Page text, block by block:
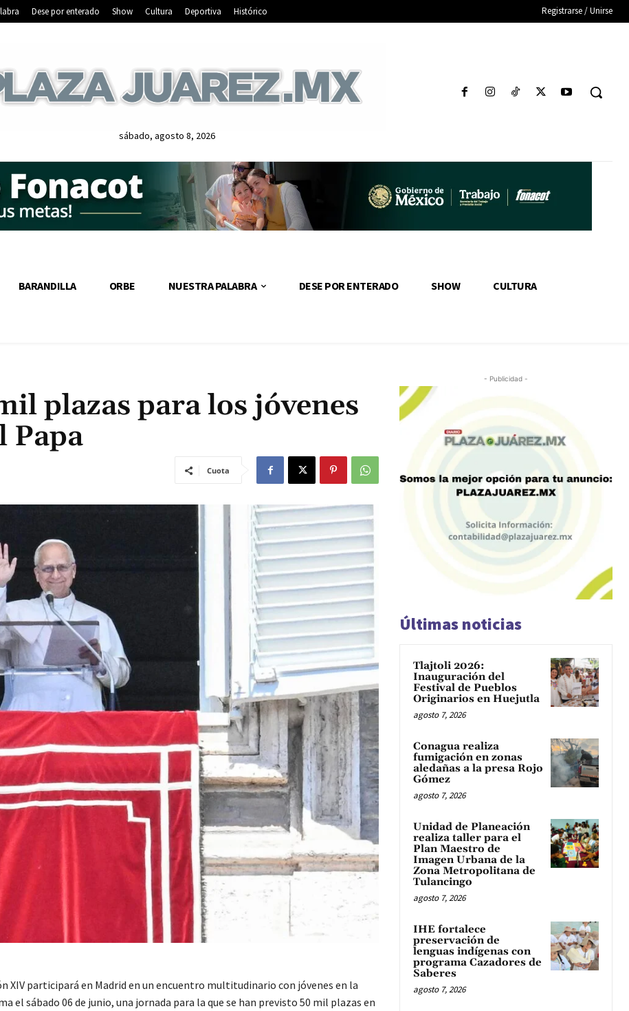
Dese por enterado Show Cultura Deportiva Histórico Registrarse / Unirse
sábado, agosto 8, 2026
BARANDILLA ORBE NUESTRA PALABRA DESE POR ENTERADO SHOW CULTURA
plazas para los jóvenes
Papa
Cuota
XIV participará en Madrid en un encuentro multitudinario con jóvenes en la
el sábado 06 de junio, una jornada para la que se han previsto 50 mil plazas en
- Publicidad -
Últimas noticias
Tlajtoli 2026:
Inauguración del
Festival de Pueblos
Originarios en Huejutla
agosto 7, 2026
Conagua realiza
fumigación en zonas
aledañas a la presa Rojo
Gómez
agosto 7, 2026
Unidad de Planeación
realiza taller para el
Plan Maestro de
Imagen Urbana de la
Zona Metropolitana de
Tulancingo
agosto 7, 2026
IHE fortalece
preservación de
lenguas indígenas con
programa Cazadores de
Saberes
agosto 7, 2026